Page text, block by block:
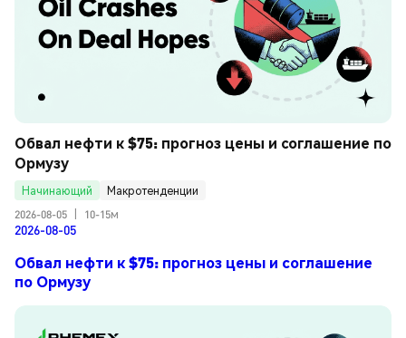
Обвал нефти к $75: прогноз цены и соглашение по
Ормузу
Начинающий
Макротенденции
2026-08-05
10-15м
2026-08-05
Обвал нефти к $75: прогноз цены и соглашение
по Ормузу